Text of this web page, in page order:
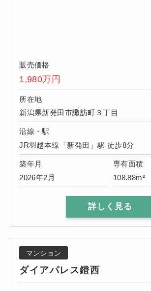
販売価格
1,980万円
所在地
新潟県新発田市諏訪町３丁目
沿線・駅
JR羽越本線「新発田」駅 徒歩8分
築年月
2026年2月
専有面積
108.88m²
詳しく見る
マンション
ダイアパレス鐙西